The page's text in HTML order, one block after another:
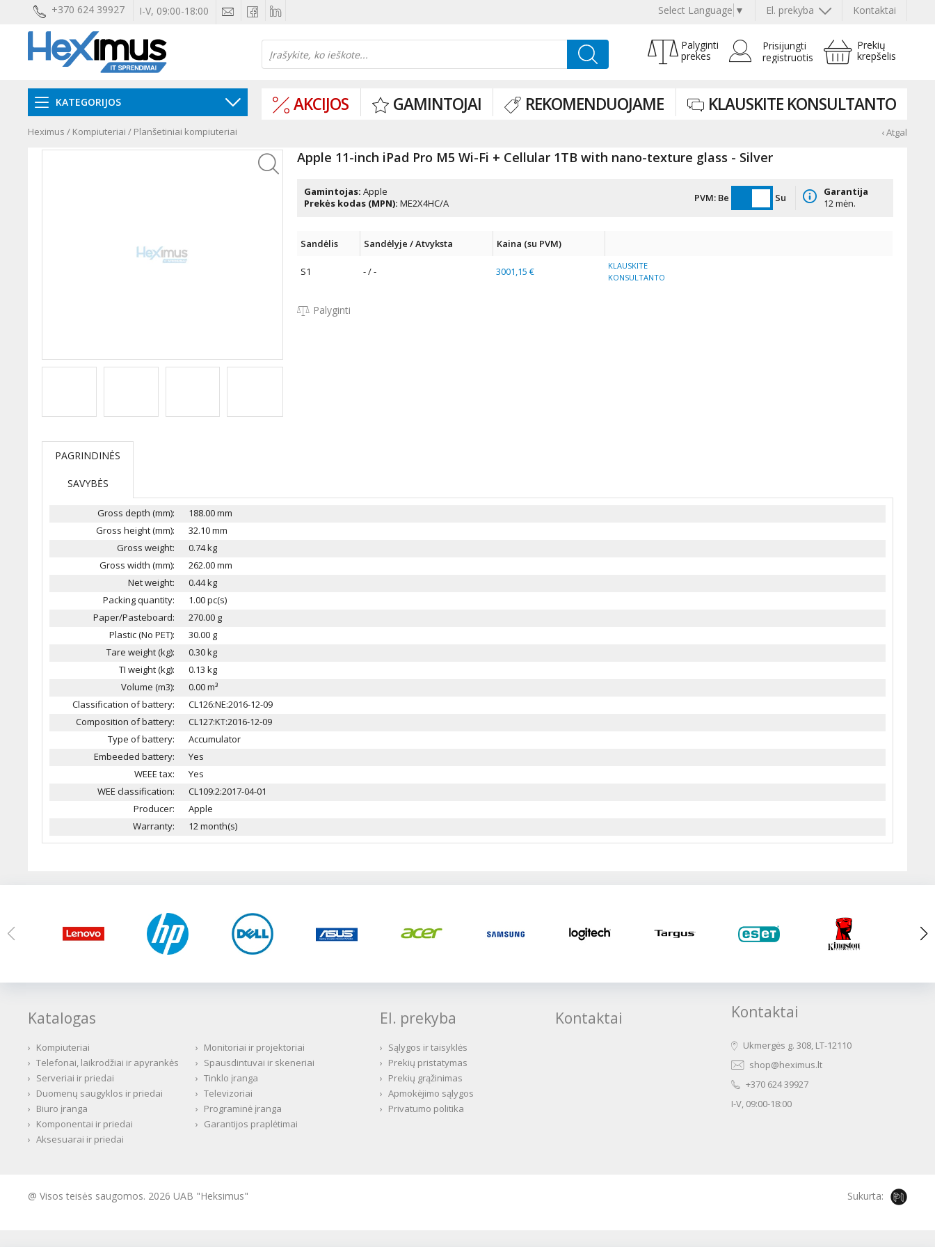
+370 624 39927 I-V, 09:00-18:00 Kontaktai
El. prekyba
Select Language ▼
Prekių
krepšelis
Prisijungti
registruotis
Palyginti
prekes
KATEGORIJOS AKCIJOS GAMINTOJAI REKOMENDUOJAME KLAUSKITE KONSULTANTO
Heximus / Kompiuteriai / Planšetiniai kompiuteriai ‹ Atgal
Apple 11-inch iPad Pro M5 Wi-Fi + Cellular 1TB with nano-texture glass - Silver
Gamintojas: Apple
Prekės kodas (MPN): ME2X4HC/A PVM: Be Su
Garantija
12 mėn.
Sandėlis Sandėlyje / Atvyksta Kaina (su PVM)
S1 - / - 3001,15 €
KLAUSKITE
KONSULTANTO
Palyginti
PAGRINDINĖS
SAVYBĖS
Gross depth (mm):
188.00 mm
Gross height (mm):
32.10 mm
Gross weight:
0.74 kg
Gross width (mm):
262.00 mm
Net weight:
0.44 kg
Packing quantity:
1.00 pc(s)
Paper/Pasteboard:
270.00 g
Plastic (No PET):
30.00 g
Tare weight (kg):
0.30 kg
TI weight (kg):
0.13 kg
Volume (m3):
0.00 m³
Classification of battery:
CL126:NE:2016-12-09
Composition of battery:
CL127:KT:2016-12-09
Type of battery:
Accumulator
Embeeded battery:
Yes
WEEE tax:
Yes
WEE classification:
CL109:2:2017-04-01
Producer:
Apple
Warranty:
12 month(s)
Katalogas
› Kompiuteriai › Monitoriai ir projektoriai
› Telefonai, laikrodžiai ir apyrankės › Spausdintuvai ir skeneriai
› Serveriai ir priedai › Tinklo įranga
› Duomenų saugyklos ir priedai › Televizoriai
› Biuro įranga › Programinė įranga
› Komponentai ir priedai › Garantijos praplėtimai
› Aksesuarai ir priedai
El. prekyba
› Sąlygos ir taisyklės
› Prekių pristatymas
› Prekių grąžinimas
› Apmokėjimo sąlygos
› Privatumo politika
Kontaktai Kontaktai
Ukmergės g. 308, LT-12110
shop@heximus.lt
+370 624 39927
I-V, 09:00-18:00
@ Visos teisės saugomos. 2026 UAB "Heksimus" Sukurta: